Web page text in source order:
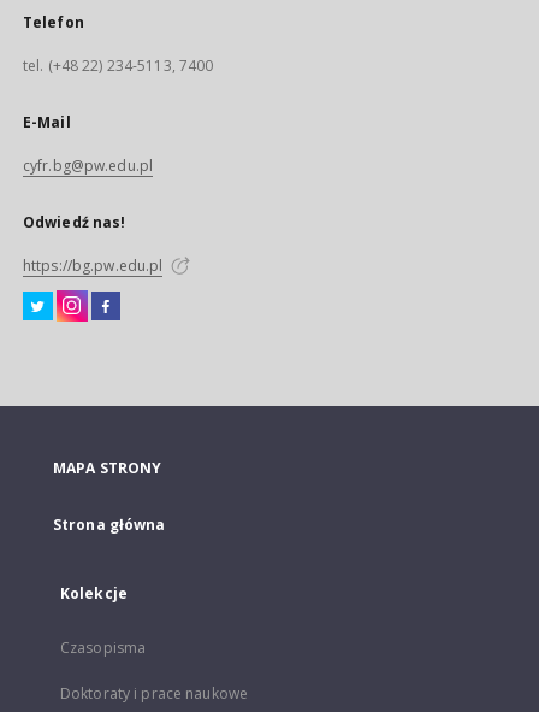
Telefon
tel. (+48 22) 234-5113, 7400
E-Mail
cyfr.bg@pw.edu.pl
Odwiedź nas!
https://bg.pw.edu.pl
MAPA STRONY
Strona główna
Kolekcje
Czasopisma
Doktoraty i prace naukowe